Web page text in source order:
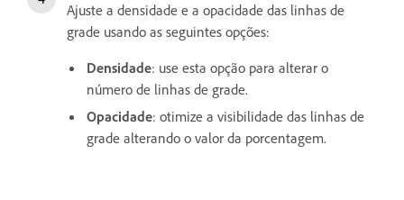
Ajuste a densidade e a opacidade das linhas de
grade usando as seguintes opções:
Densidade: use esta opção para alterar o
número de linhas de grade.
Opacidade: otimize a visibilidade das linhas de
grade alterando o valor da porcentagem.